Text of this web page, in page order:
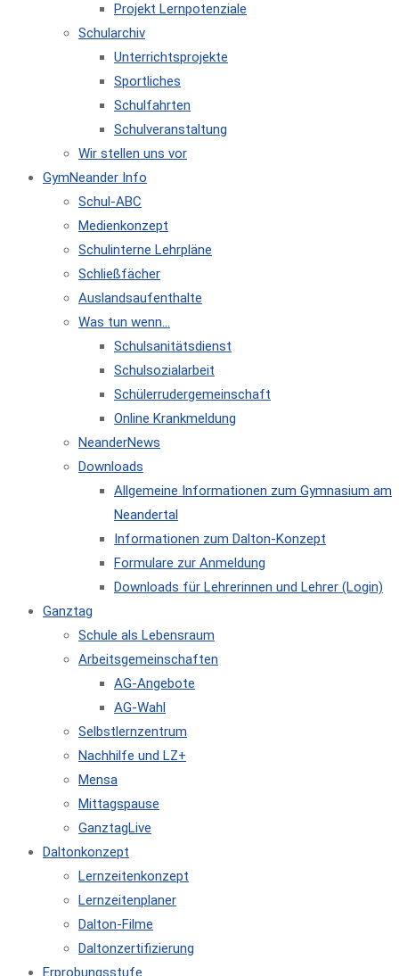
Projekt Lernpotenziale
Schularchiv
Unterrichtsprojekte
Sportliches
Schulfahrten
Schulveranstaltung
Wir stellen uns vor
GymNeander Info
Schul-ABC
Medienkonzept
Schulinterne Lehrpläne
Schließfächer
Auslandsaufenthalte
Was tun wenn…
Schulsanitätsdienst
Schulsozialarbeit
Schülerrudergemeinschaft
Online Krankmeldung
NeanderNews
Downloads
Allgemeine Informationen zum Gymnasium am
Neandertal
Informationen zum Dalton-Konzept
Formulare zur Anmeldung
Downloads für Lehrerinnen und Lehrer (Login)
Ganztag
Schule als Lebensraum
Arbeitsgemeinschaften
AG-Angebote
AG-Wahl
Selbstlernzentrum
Nachhilfe und LZ+
Mensa
Mittagspause
GanztagLive
Daltonkonzept
Lernzeitenkonzept
Lernzeitenplaner
Dalton-Filme
Daltonzertifizierung
Erprobungsstufe